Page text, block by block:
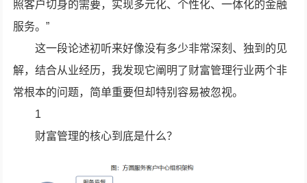
照客户切身的需要，实现多元化、个性化、一体化的金融
服务。”
这一段论述初听来好像没有多少非常深刻、独到的见
解，结合从业经历，我发现它阐明了财富管理行业两个非
常根本的问题，简单重要但却特别容易被忽视。
1
财富管理的核心到底是什么？